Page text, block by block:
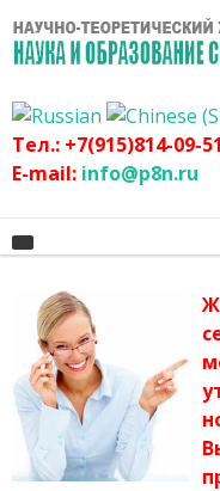
Тел.: +7(915)814-09-
E-mail: info@p8n.ru
Главная
Архив журнала
Сертификат
Публикационная
О журнале
График
Оргвзнос